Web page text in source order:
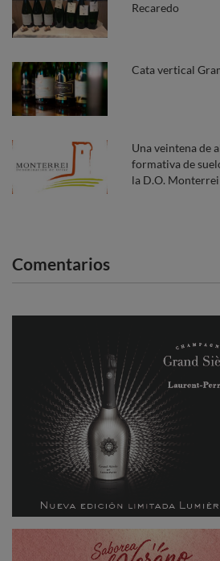
Recaredo
Cata vertical
Una veintena de
formativa de
la D.O. Monterrei
Comentarios